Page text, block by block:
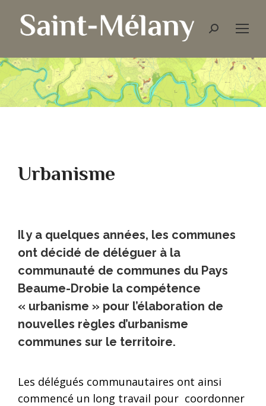
Urbanisme
Il y a quelques années, les communes
ont décidé de déléguer à la
communauté de communes du Pays
Beaume-Drobie la compétence
« urbanisme » pour l’élaboration de
nouvelles règles d’urbanisme
communes sur le territoire.
Les délégués communautaires ont ainsi
commencé un long travail pour coordonner